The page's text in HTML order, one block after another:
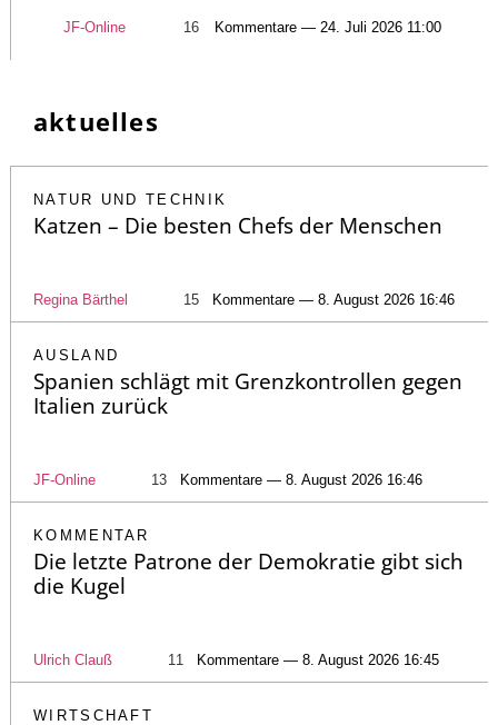
JF-Online 16 Kommentare — 24. Juli 2026 11:00
aktuelles
NATUR UND TECHNIK
Katzen – Die besten Chefs der Menschen
Regina Bärthel 15 Kommentare — 8. August 2026 16:46
AUSLAND
Spanien schlägt mit Grenzkontrollen gegen
Italien zurück
JF-Online 13 Kommentare — 8. August 2026 16:46
KOMMENTAR
Die letzte Patrone der Demokratie gibt sich
die Kugel
Ulrich Clauß 11 Kommentare — 8. August 2026 16:45
WIRTSCHAFT